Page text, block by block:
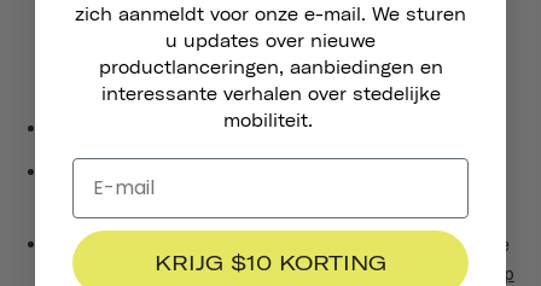
Geldig bij aankopen op explorethousand.com
inbox gestuurd.
Cadeaubonnen werken mogelijk niet bij bestellingen die
naar de EU worden verzonden.Neem contact met ons op
zich aanmeldt voor onze e-mail. We sturen
u updates over nieuwe
productlanceringen, aanbiedingen en
interessante verhalen over stedelijke
mobiliteit.
KRIJG $10 KORTING